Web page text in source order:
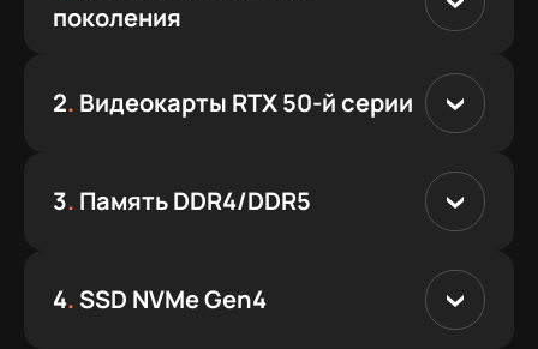
поколения
2. Видеокарты RTX 50-й серии
3. Память DDR4/DDR5
4. SSD NVMe Gen4